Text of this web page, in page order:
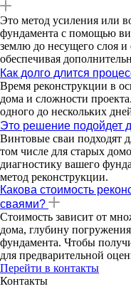
Это метод усиления или
фундамента с помощью
землю до несущего слоя
обеспечивая
Как долго длится
Время реконструкции в
дома и сложности
одного до нескольких
Это решение подойдет
Винтовые сваи подходят
том числе для старых
диагностику вашего
метод реконструкции.
Какова стоимость
сваями?
Стоимость зависит от
дома, глубину
фундамента. Чтобы
для предварительной
Перейти в контакты
Контакты